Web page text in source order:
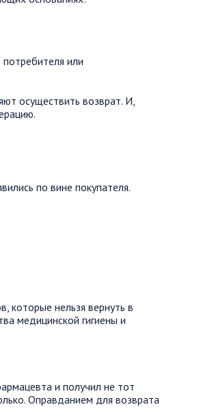
или
осуществить возврат. И,
по вине покупателя.
которые нельзя вернуть в
медицинской гигиены и
и получил не тот
Оправданием для возврата